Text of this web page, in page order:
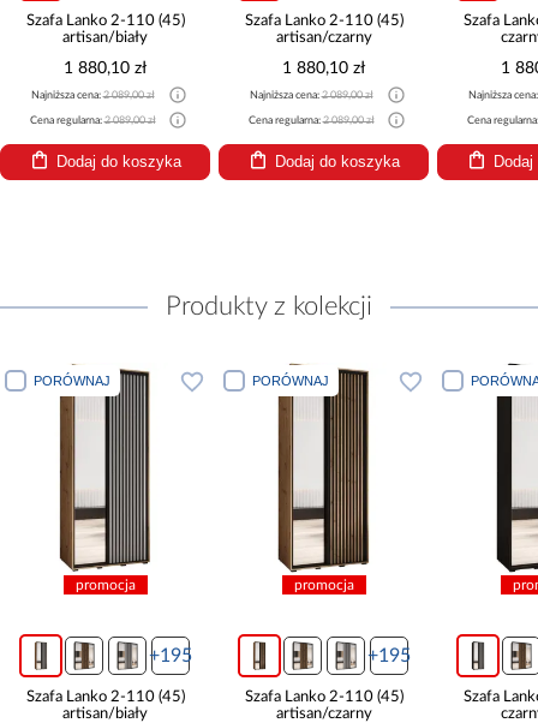
Szafa Lanko 2-110 (45)
artisan/biały
1 880,10 zł
Najniższa cena:2 089,00 zł
Cena regularna:2 089,00 zł
Dodaj do koszyka
Szafa Lanko 2-110 (45)
artisan/czarny
1 880,10 zł
Najniższa cena:2 089,00 zł
Cena regularna:2 089,00 zł
Dodaj do koszyka
Szafa
1
Najniższa
Cena
Produkty z kolekcji
PORÓWNAJ
promocja
+195
Szafa Lanko 2-110 (45)
artisan/biały
PORÓWNAJ
promocja
+195
Szafa Lanko 2-110 (45)
artisan/czarny
Szafa